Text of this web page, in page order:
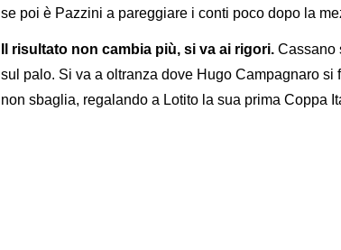
se poi è Pazzini a pareggiare i conti poco dopo la
Il risultato non cambia più, si va ai rigori. Cassano
sul palo. Si va a oltranza dove Hugo Campagnaro
non sbaglia, regalando a Lotito la sua prima Coppa